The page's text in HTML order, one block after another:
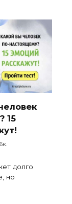
15
долго
но